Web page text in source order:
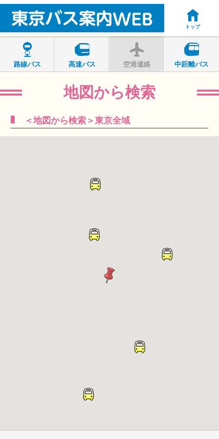
トップ
路線バス 高速バス 空港連絡 中距離バス
地図から検索
＜地図から検索＞東京全域